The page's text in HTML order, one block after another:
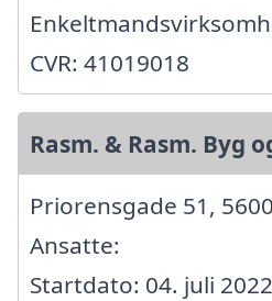
CVR: 41019018
Rasm. & Rasm. Byg
Priorensgade 51,
Ansatte:
Startdato: 04. juli